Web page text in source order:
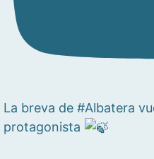
La breva de #Albatera
protagonista